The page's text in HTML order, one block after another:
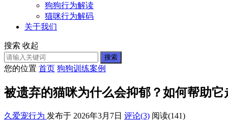
狗狗行为解读
猫咪行为解码
关于我们
搜索 收起
搜索
您的位置 首页 狗狗训练案例
被遗弃的猫咪为什么会抑郁？如何帮助它
久爱宠行为 发布于 2026年3月7日 评论(3) 阅读(141)